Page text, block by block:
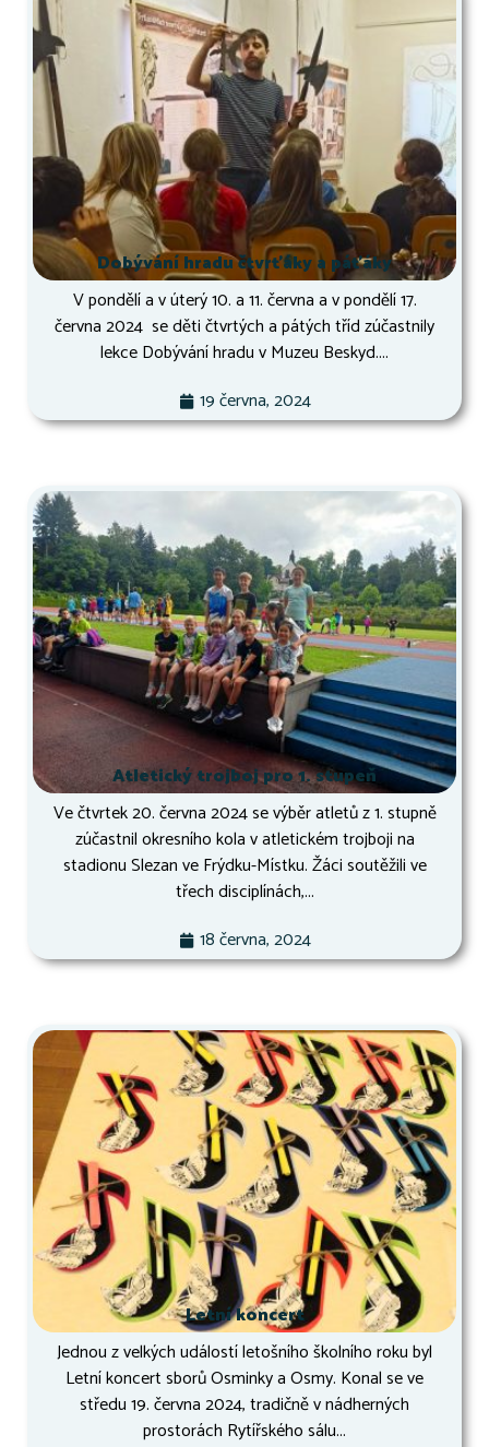
Dobývání hradu čtvrťáky a páťáky
V pondělí a v úterý 10. a 11. června a v pondělí 17.
června 2024 se děti čtvrtých a pátých tříd zúčastnily
lekce Dobývání hradu v Muzeu Beskyd....
19 června, 2024
Atletický trojboj pro 1. stupeň
Ve čtvrtek 20. června 2024 se výběr atletů z 1. stupně
zúčastnil okresního kola v atletickém trojboji na
stadionu Slezan ve Frýdku-Místku. Žáci soutěžili ve
třech disciplínách,...
18 června, 2024
Letní koncert
Jednou z velkých událostí letošního školního roku byl
Letní koncert sborů Osminky a Osmy. Konal se ve
středu 19. června 2024, tradičně v nádherných
prostorách Rytířského sálu...